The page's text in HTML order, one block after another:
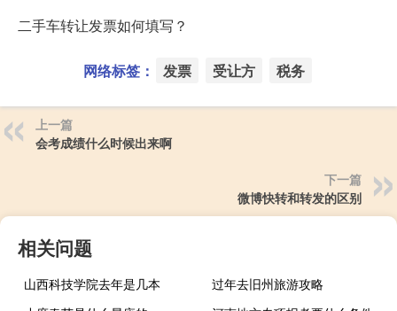
二手车转让发票如何填写？
网络标签： 发票 受让方 税务
上一篇
会考成绩什么时候出来啊
下一篇
微博快转和转发的区别
相关问题
山西科技学院去年是几本
过年去旧州旅游攻略